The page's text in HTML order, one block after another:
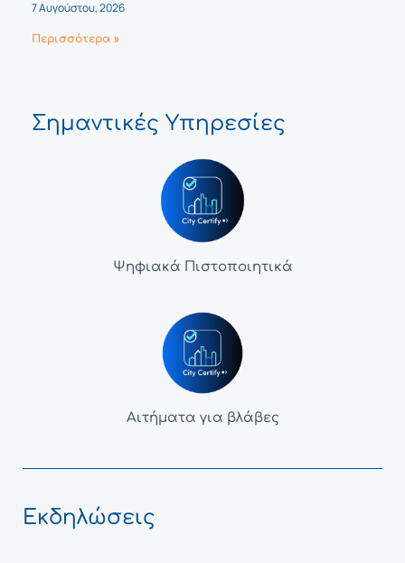
7 Αυγούστου, 2026
Περισσότερα »
Σημαντικές Υπηρεσίες
Ψηφιακά Πιστοποιητικά
Αιτήματα για βλάβες
Εκδηλώσεις